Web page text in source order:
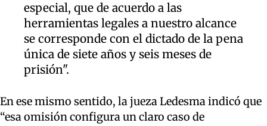
especial, que de acuerdo a las
herramientas legales a nuestro alcance
se corresponde con el dictado de la pena
única de siete años y seis meses de
prisión".
En ese mismo sentido, la jueza Ledesma indicó que
“esa omisión configura un claro caso de